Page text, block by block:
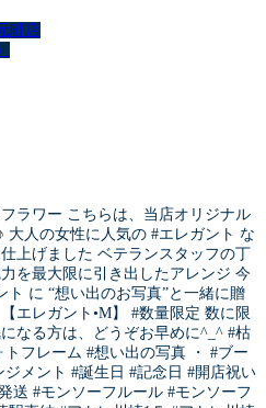
町店
ラワー こちらは、当店オリジナル
大人の女性に人気の #エレガント な
上げました ベテランスタッフの丁
を最大限に引き出したアレンジ 今
ト に “想い出のお写真”と一緒に贈
エレガント•M】 #数量限定 数に限
なる方は、どうぞお早めに^_^ #枯
フレーム #想い出の写真 ・ #ブー
メント #誕生日 #記念日 #開店祝い
送 #モンソーフルール #モンソーフ